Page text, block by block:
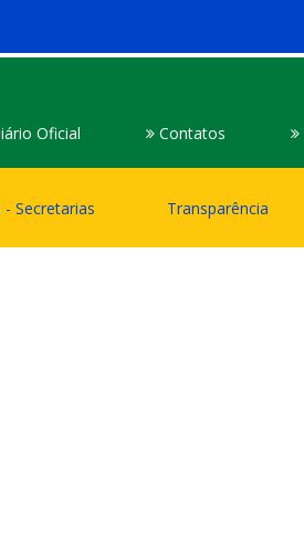
Oficial Contatos
Secretarias Transparência